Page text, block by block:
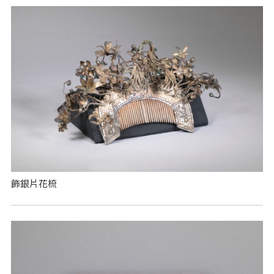
飾銀片花梳